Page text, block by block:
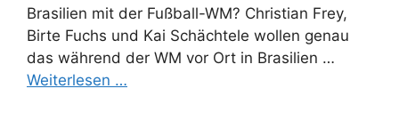
Brasilien mit der Fußball-WM? Christian Frey,
Birte Fuchs und Kai Schächtele wollen genau
das während der WM vor Ort in Brasilien …
Weiterlesen …